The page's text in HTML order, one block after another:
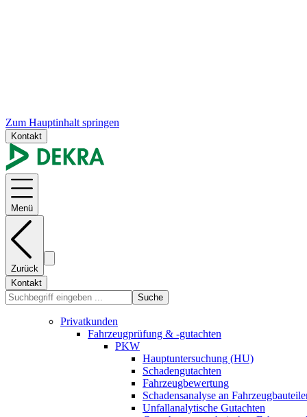
Zum Hauptinhalt springen
Kontakt
Menü
Zurück
Kontakt
Suche
Privatkunden
Fahrzeugprüfung & -gutachten
PKW
Hauptuntersuchung (HU)
Schadengutachten
Fahrzeugbewertung
Schadensanalyse an
Unfallanalytische Gutachten